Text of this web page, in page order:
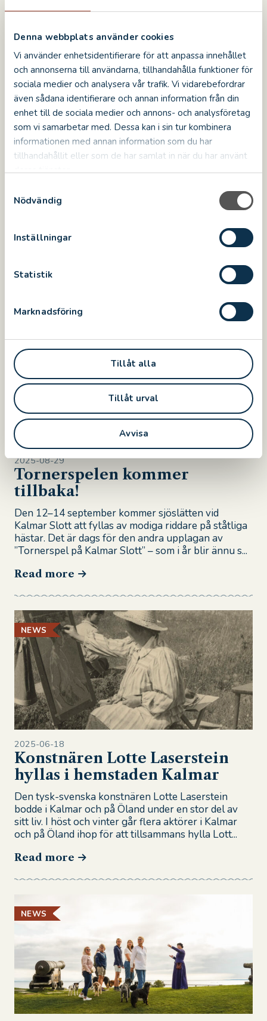
Denna webbplats använder cookies
Vi använder enhetsidentifierare för att anpassa innehållet
och annonserna till användarna, tillhandahålla funktioner för
sociala medier och analysera vår trafik. Vi vidarebefordrar
även sådana identifierare och annan information från din
enhet till de sociala medier och annons- och analysföretag
som vi samarbetar med. Dessa kan i sin tur kombinera
informationen med annan information som du har
tillhandahållit eller som de har samlat in när du har använt
deras tjänster.
Nödvändig
Inställningar
Statistik
Marknadsföring
Tillåt alla
Tillåt urval
Avvisa
NEWS
Höstens program
Nu släpper vi hela vårt höstprogram, som innehåller
allt från läskiga spökvandringar till en dansant
föreläsningar med historikern Peter Danielss...
NEWS
2025-08-29
Tornerspelen kommer
tillbaka!
Den 12–14 september kommer sjöslätten vid
Kalmar Slott att fyllas av modiga riddare på ståtliga
hästar. Det är dags för den andra upplagan av
”Tornerspel på Kalmar Slott” – som i år blir ännu s...
Read more
NEWS
2025-06-18
Konstnären Lotte Laserstein
hyllas i hemstaden Kalmar
Den tysk-svenska konstnären Lotte Laserstein
bodde i Kalmar och på Öland under en stor del av
sitt liv. I höst och vinter går flera aktörer i Kalmar
och på Öland ihop för att tillsammans hylla Lott...
Read more
NEWS